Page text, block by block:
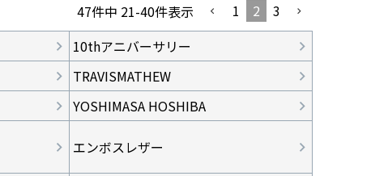
47件中 21-40件表示 1 2
3
10thアニバーサリー
TRAVISMATHEW
YOSHIMASA HOSHIBA
エンボスレザー